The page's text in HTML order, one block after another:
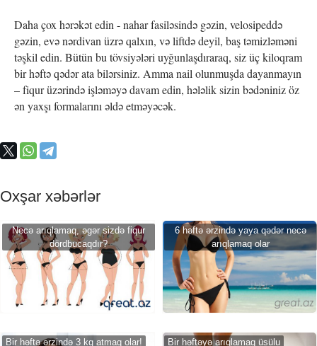
Daha çox hərəkət edin - nahar fasiləsində gəzin, velosipeddə
gəzin, evə nərdivan üzrə qalxın, və liftdə deyil, baş təmizləməni
təşkil edin. Bütün bu tövsiyələri uyğunlaşdıraraq, siz üç kiloqram
bir həftə qədər ata bilərsiniz. Amma nail olunmuşda dayanmayın
– fiqur üzərində işləməyə davam edin, hələlik sizin bədəniniz öz
ən yaxşı formalarını əldə etməyəcək.
Oxşar xəbərlər
Necə arıqlamaq, əgər sizdə fiqur
dördbucaqdır?
6 həftə ərzində yaya qədər necə
arıqlamaq olar
Bir həftə ərzində 3 kq atmaq olar! Bir həftəyə arıqlamaq üsülu